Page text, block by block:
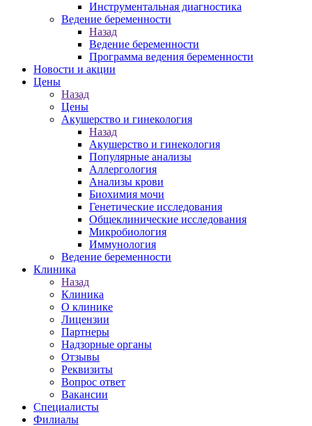
Инструментальная диагностика
Ведение беременности
Назад
Ведение беременности
Программа ведения беременности
Новости и акции
Цены
Назад
Цены
Акушерство и гинекология
Назад
Акушерство и гинекология
Популярные анализы
Аллергология
Анализы крови
Биохимия мочи
Генетические исследования
Общеклинические исследования
Микробиология
Иммунология
Ведение беременности
Клиника
Назад
Клиника
О клинике
Лицензии
Партнеры
Надзорные органы
Отзывы
Реквизиты
Вопрос ответ
Вакансии
Специалисты
Филиалы